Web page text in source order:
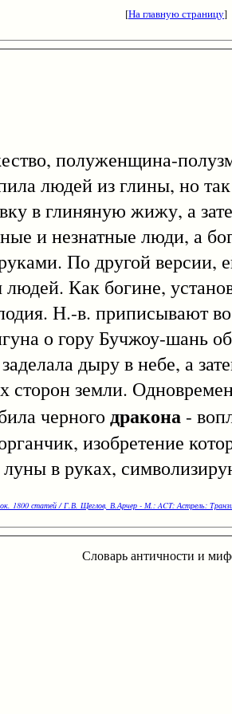
[На главную страницу]
полуженщина-
людей из глины, но
в глиняную жижу, а
и незнатные люди, а
По другой версии,
людей. Как богине,
Н.-в. приписывают
о гору Бучжоу-шань
дыру в небе, а
сторон земли.
черного дракона -
изобретение
в руках,
ок. 1800 статей / Г.В. Щеглов, В.Арчер - М.: ACT: Астрель:
Словарь античности и